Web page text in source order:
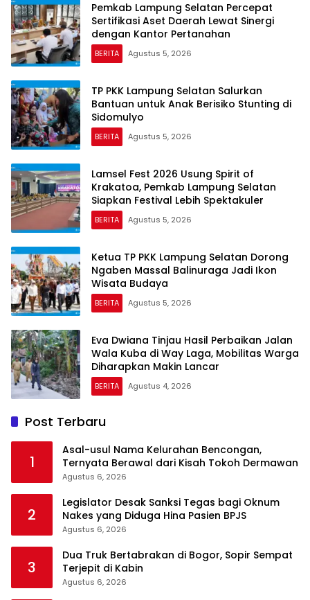
Pemkab Lampung Selatan Percepat
Sertifikasi Aset Daerah Lewat Sinergi
dengan Kantor Pertanahan
BERITA Agustus 5, 2026
TP PKK Lampung Selatan Salurkan
Bantuan untuk Anak Berisiko Stunting di
Sidomulyo
BERITA Agustus 5, 2026
Lamsel Fest 2026 Usung Spirit of
Krakatoa, Pemkab Lampung Selatan
Siapkan Festival Lebih Spektakuler
BERITA Agustus 5, 2026
Ketua TP PKK Lampung Selatan Dorong
Ngaben Massal Balinuraga Jadi Ikon
Wisata Budaya
BERITA Agustus 5, 2026
Eva Dwiana Tinjau Hasil Perbaikan Jalan
Wala Kuba di Way Laga, Mobilitas Warga
Diharapkan Makin Lancar
BERITA Agustus 4, 2026
Post Terbaru
1
Asal-usul Nama Kelurahan Bencongan,
Ternyata Berawal dari Kisah Tokoh Dermawan
Agustus 6, 2026
2
Legislator Desak Sanksi Tegas bagi Oknum
Nakes yang Diduga Hina Pasien BPJS
Agustus 6, 2026
3
Dua Truk Bertabrakan di Bogor, Sopir Sempat
Terjepit di Kabin
Agustus 6, 2026